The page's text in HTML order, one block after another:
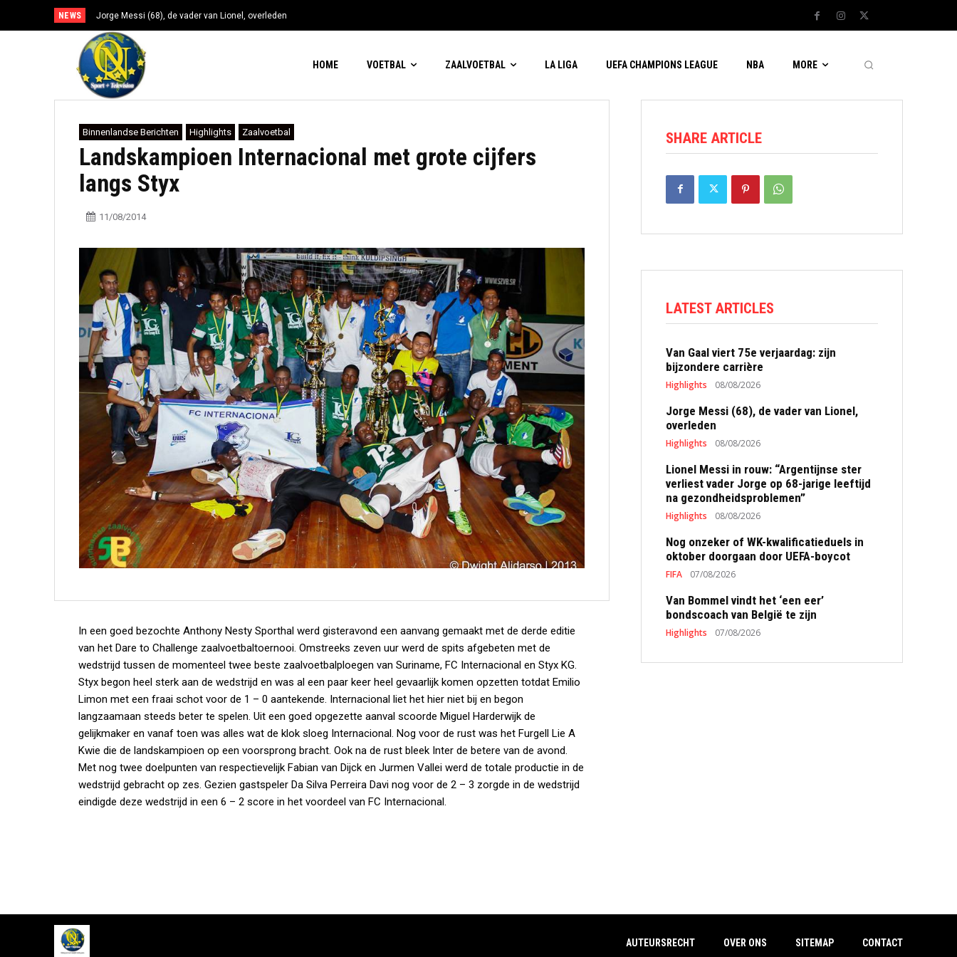
NEWS Jorge Messi (68), de vader van Lionel, overleden
HOME VOETBAL ZAALVOETBAL LA LIGA UEFA CHAMPIONS LEAGUE NBA MORE
Binnenlandse Berichten Highlights Zaalvoetbal
Landskampioen Internacional met grote cijfers
langs Styx
11/08/2014
In een goed bezochte Anthony Nesty Sporthal werd gisteravond een aanvang gemaakt met de derde editie
van het Dare to Challenge zaalvoetbaltoernooi. Omstreeks zeven uur werd de spits afgebeten met de
wedstrijd tussen de momenteel twee beste zaalvoetbalploegen van Suriname, FC Internacional en Styx KG.
Styx begon heel sterk aan de wedstrijd en was al een paar keer heel gevaarlijk komen opzetten totdat Emilio
Limon met een fraai schot voor de 1 – 0 aantekende. Internacional liet het hier niet bij en begon
langzaamaan steeds beter te spelen. Uit een goed opgezette aanval scoorde Miguel Harderwijk de
gelijkmaker en vanaf toen was alles wat de klok sloeg Internacional. Nog voor de rust was het Furgell Lie A
Kwie die de landskampioen op een voorsprong bracht. Ook na de rust bleek Inter de betere van de avond.
Met nog twee doelpunten van respectievelijk Fabian van Dijck en Jurmen Vallei werd de totale productie in de
wedstrijd gebracht op zes. Gezien gastspeler Da Silva Perreira Davi nog voor de 2 – 3 zorgde in de wedstrijd
eindigde deze wedstrijd in een 6 – 2 score in het voordeel van FC Internacional.
SHARE ARTICLE
LATEST ARTICLES
Van Gaal viert 75e verjaardag: zijn
bijzondere carrière
Highlights 08/08/2026
Jorge Messi (68), de vader van Lionel,
overleden
Highlights 08/08/2026
Lionel Messi in rouw: “Argentijnse ster
verliest vader Jorge op 68-jarige leeftijd
na gezondheidsproblemen”
Highlights 08/08/2026
Nog onzeker of WK-kwalificatieduels in
oktober doorgaan door UEFA-boycot
FIFA 07/08/2026
Van Bommel vindt het ‘een eer’
bondscoach van België te zijn
Highlights 07/08/2026
AUTEURSRECHT OVER ONS SITEMAP CONTACT